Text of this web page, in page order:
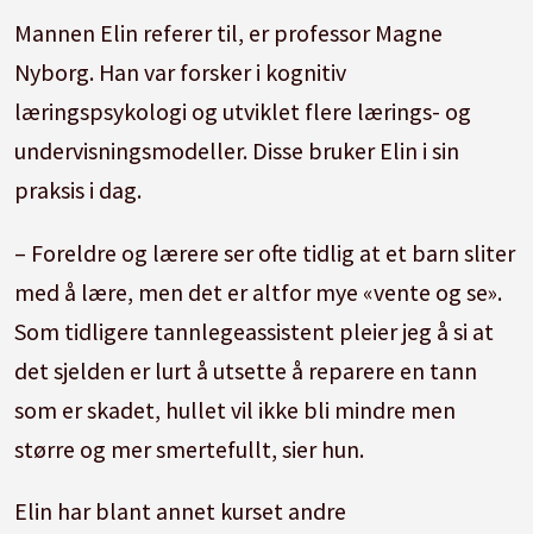
Mannen Elin referer til, er professor Magne
Nyborg. Han var forsker i kognitiv
læringspsykologi og utviklet flere lærings- og
undervisningsmodeller. Disse bruker Elin i sin
praksis i dag.
– Foreldre og lærere ser ofte tidlig at et barn sliter
med å lære, men det er altfor mye «vente og se».
Som tidligere tannlegeassistent pleier jeg å si at
det sjelden er lurt å utsette å reparere en tann
som er skadet, hullet vil ikke bli mindre men
større og mer smertefullt, sier hun.
Elin har blant annet kurset andre